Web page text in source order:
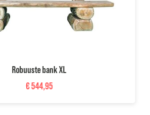
Robuuste bank XL
€544,95